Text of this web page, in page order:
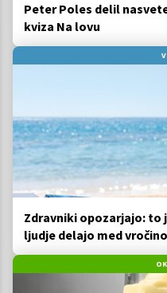
Peter Poles delil
kviza Na lovu
Zdravniki opozarjajo: to
ljudje delajo med vročino